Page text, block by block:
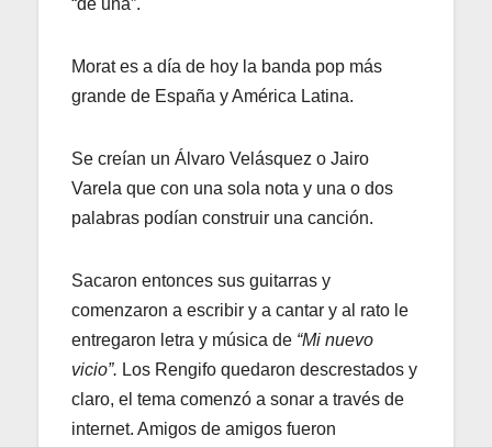
Morat es a día de hoy la banda pop más
grande de España y América Latina.
Se creían un Álvaro Velásquez o Jairo
Varela que con una sola nota y una o dos
palabras podían construir una canción.
Sacaron entonces sus guitarras y
comenzaron a escribir y a cantar y al rato le
entregaron letra y música de “Mi nuevo
vicio”. Los Rengifo quedaron descrestados y
claro, el tema comenzó a sonar a través de
internet. Amigos de amigos fueron